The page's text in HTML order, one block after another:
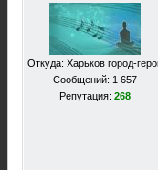
Откуда: Харьков город-
Сообщений: 1 657
Репутация: 268